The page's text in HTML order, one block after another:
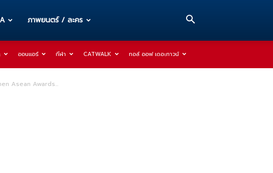
ภาพยนตร์ / ละคร
ออนแอร์ กีฬา CATWALK ทอล์ ออฟ เดอะทาวน์
Asean Awards...